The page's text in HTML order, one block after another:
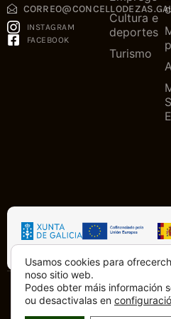
INSTAGRAM
FACEBOOK
Cultura e
deportes
Turismo
Copyright © 2025. Tódolos dereitos
reservados
Usamos cookies para
noso sitio web.
Podes obter máis información
ou desactivalas en